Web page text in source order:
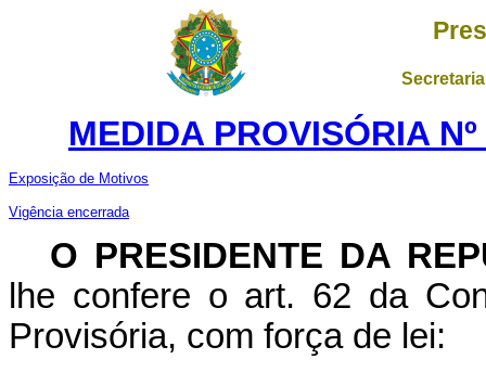
MEDIDA PROVISÓRIA
Exposição de Motivos
Vigência encerrada
O PRESIDENTE DA
lhe confere o art. 62 da
Provisória, com força de lei: